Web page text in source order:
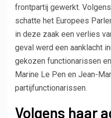
frontpartij gewerkt.
schatte het Europees
in deze zaak een verlies
geval werd een aanklacht
gekozen functionarissen
Marine Le Pen en Jean-
partijfunctionarissen.
Volgens haar